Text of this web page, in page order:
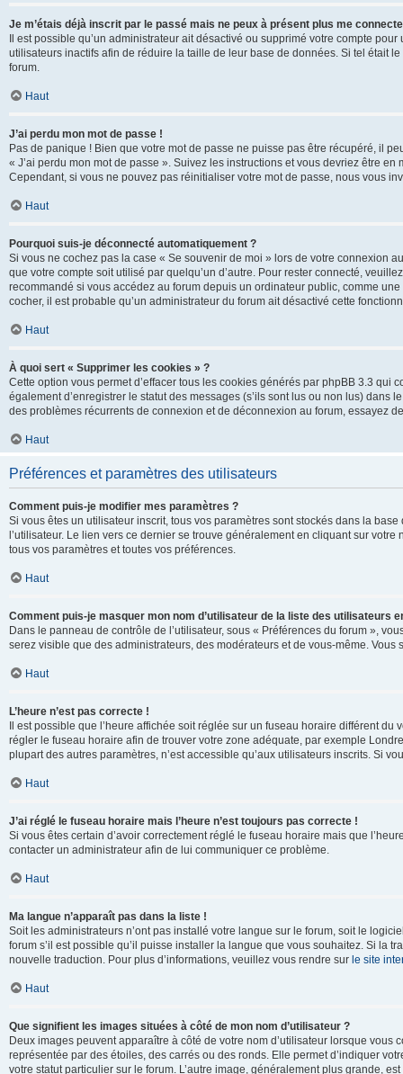
Je m’étais déjà inscrit par le passé mais ne peux à présent plus me
Il est possible qu’un administrateur ait désactivé ou supprimé votre compte
utilisateurs inactifs afin de réduire la taille de leur base de données. Si tel était
forum.
Haut
J’ai perdu mon mot de passe !
Pas de panique ! Bien que votre mot de passe ne puisse pas être récupéré, il
« J’ai perdu mon mot de passe ». Suivez les instructions et vous devriez être
Cependant, si vous ne pouvez pas réinitialiser votre mot de passe, nous vous
Haut
Pourquoi suis-je déconnecté automatiquement ?
Si vous ne cochez pas la case « Se souvenir de moi » lors de votre connexion
que votre compte soit utilisé par quelqu’un d’autre. Pour rester connecté,
recommandé si vous accédez au forum depuis un ordinateur public, comme
cocher, il est probable qu’un administrateur du forum ait désactivé cette
Haut
À quoi sert « Supprimer les cookies » ?
Cette option vous permet d’effacer tous les cookies générés par phpBB 3.3
également d’enregistrer le statut des messages (s’ils sont lus ou non lus)
des problèmes récurrents de connexion et de déconnexion au forum, essayez
Haut
Préférences et paramètres des utilisateurs
Comment puis-je modifier mes paramètres ?
Si vous êtes un utilisateur inscrit, tous vos paramètres sont stockés dans la
l’utilisateur. Le lien vers ce dernier se trouve généralement en cliquant sur
tous vos paramètres et toutes vos préférences.
Haut
Comment puis-je masquer mon nom d’utilisateur de la liste des utilisateurs
Dans le panneau de contrôle de l’utilisateur, sous « Préférences du forum »,
serez visible que des administrateurs, des modérateurs et de vous-même.
Haut
L’heure n’est pas correcte !
Il est possible que l’heure affichée soit réglée sur un fuseau horaire différent
régler le fuseau horaire afin de trouver votre zone adéquate, par exemple
plupart des autres paramètres, n’est accessible qu’aux utilisateurs inscrits. Si
Haut
J’ai réglé le fuseau horaire mais l’heure n’est toujours pas correcte !
Si vous êtes certain d’avoir correctement réglé le fuseau horaire mais que
contacter un administrateur afin de lui communiquer ce problème.
Haut
Ma langue n’apparaît pas dans la liste !
Soit les administrateurs n’ont pas installé votre langue sur le forum, soit le
forum s’il est possible qu’il puisse installer la langue que vous souhaitez. Si la
nouvelle traduction. Pour plus d’informations, veuillez vous rendre sur le site
Haut
Que signifient les images situées à côté de mon nom d’utilisateur ?
Deux images peuvent apparaître à côté de votre nom d’utilisateur lorsque
représentée par des étoiles, des carrés ou des ronds. Elle permet d’indiquer
votre statut particulier sur le forum. L’autre image, généralement plus grande,